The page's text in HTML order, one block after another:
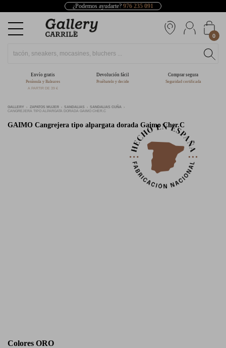
¿Podemos ayudarte? 976 235 091
0
Envío gratis
Península y Baleares
A PARTIR DE 39 €
Devolución fácil
Pruébatelo y decide
Comprar segura
Seguridad certificada
GALLERY ZAPATOS MUJER SANDALIAS
SANDALIAS CUÑA
CANGREJERA TIPO ALPARGATA DORADA GAIMO CHER.C
GAIMO Cangrejera tipo alpargata dorada Gaimo Cher.C
Colores ORO